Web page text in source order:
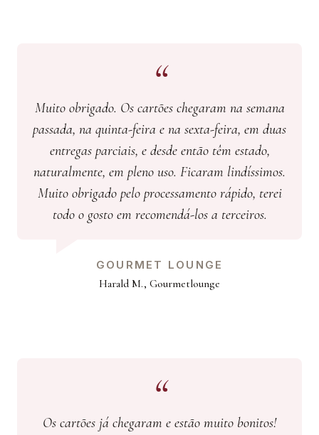
Muito obrigado. Os cartões chegaram na semana
passada, na quinta-feira e na sexta-feira, em duas
entregas parciais, e desde então têm estado,
naturalmente, em pleno uso. Ficaram lindíssimos.
Muito obrigado pelo processamento rápido, terei
todo o gosto em recomendá-los a terceiros.
GOURMET LOUNGE
Harald M., Gourmetlounge
Os cartões já chegaram e estão muito bonitos!